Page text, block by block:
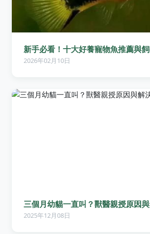
新手必看！十大好養寵物魚推薦與
2026年02月10日
三個月幼貓一直叫？獸醫親授原因
2025年12月08日